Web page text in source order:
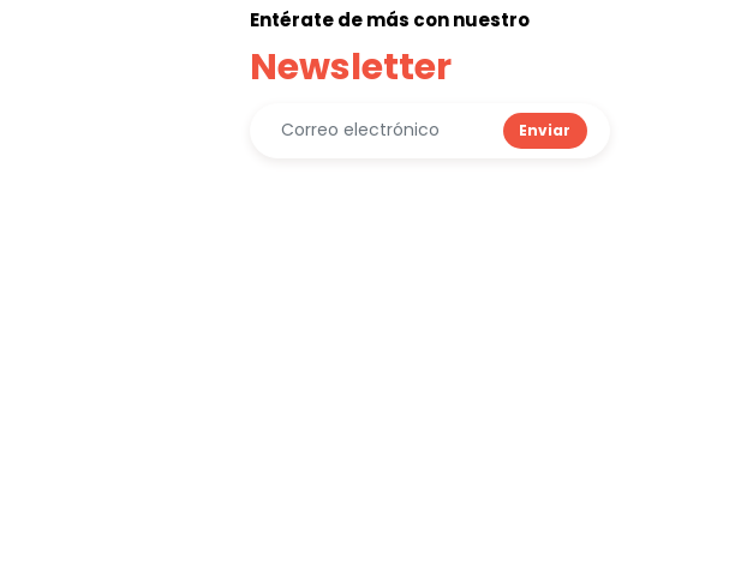
Entérate de más con nuestro
Newsletter
Enviar